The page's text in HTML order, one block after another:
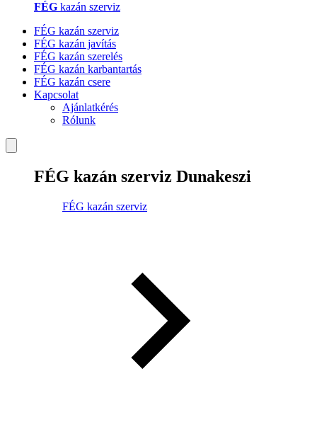
FÉG kazán szerviz
FÉG kazán szerviz
FÉG kazán javítás
FÉG kazán szerelés
FÉG kazán karbantartás
FÉG kazán csere
Kapcsolat
Ajánlatkérés
Rólunk
FÉG kazán szerviz Dunakeszi
FÉG kazán szerviz